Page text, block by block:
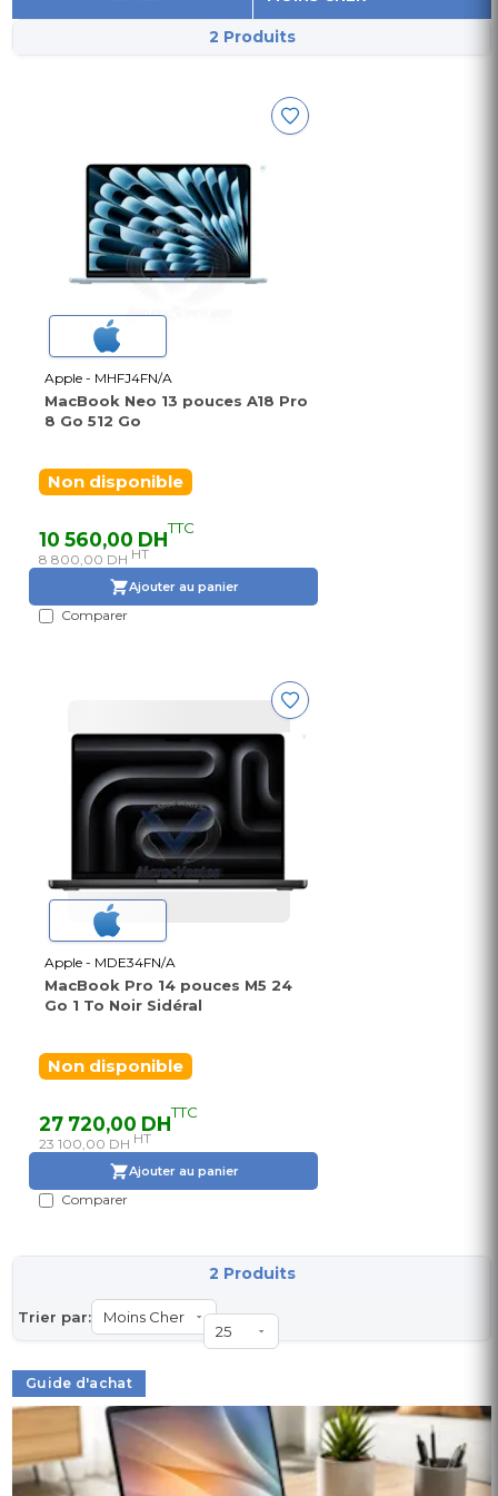
2 Produits
Apple - MHFJ4FN/A
MacBook Neo 13 pouces A18 Pro
8 Go 512 Go
Non disponible
10 560,00 DHTTC
8 800,00 DH HT
Ajouter au panier
Comparer
Apple - MDE34FN/A
MacBook Pro 14 pouces M5 24
Go 1 To Noir Sidéral
Non disponible
27 720,00 DHTTC
23 100,00 DH HT
Ajouter au panier
Comparer
Trier par:
2 Produits
Guide d'achat